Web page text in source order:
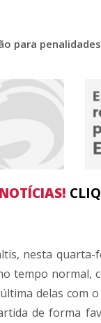
para
NOTÍCIAS!
nesta
tempo normal,
delas com
de forma